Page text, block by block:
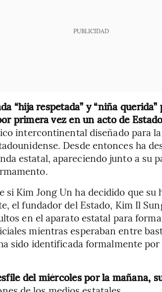
PUBLICIDAD
“hija respetada” y “niña
primera vez en un acto de
intercontinental diseñado para
Desde entonces ha
estatal, apareciendo junto a su
si Kim Jong Un ha decidido que
el fundador del Estado, Kim Il
en el aparato estatal para
mientras esperaban entre
sido identificada formalmente
del miércoles por la mañana,